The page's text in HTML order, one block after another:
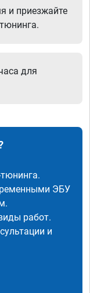
и приезжайте
для
ЭБУ
работ.
и